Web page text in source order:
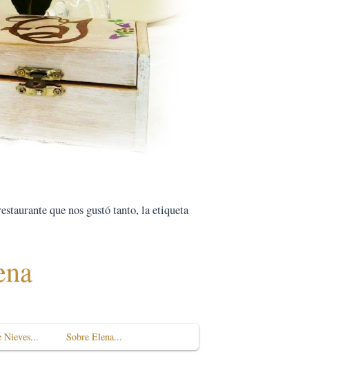
que nos gustó tanto, la etiqueta
Nieves... Sobre Elena...